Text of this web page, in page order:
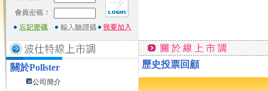
關於Pollster
公司簡介
歷史投票回顧